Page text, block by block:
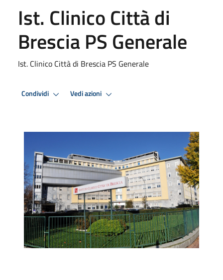
Ist. Clinico Città di
Brescia PS Generale
Ist. Clinico Città di Brescia PS Generale
Condividi Vedi azioni